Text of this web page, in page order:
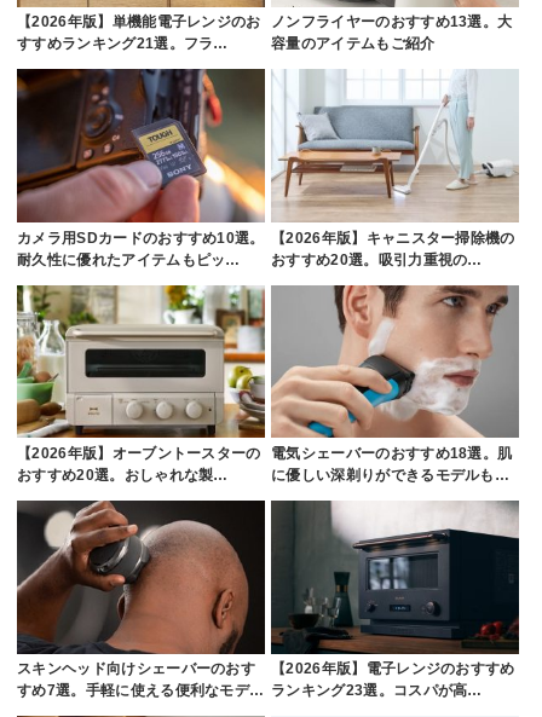
【2026年版】単機能電子レンジのお
すすめランキング21選。フラ…
ノンフライヤーのおすすめ13選。大
容量のアイテムもご紹介
カメラ用SDカードのおすすめ10選。
耐久性に優れたアイテムもピッ…
【2026年版】キャニスター掃除機の
おすすめ20選。吸引力重視の…
【2026年版】オーブントースターの
おすすめ20選。おしゃれな製…
電気シェーバーのおすすめ18選。肌
に優しい深剃りができるモデルも…
スキンヘッド向けシェーバーのおす
すめ7選。手軽に使える便利なモデ…
【2026年版】電子レンジのおすすめ
ランキング23選。コスパが高…